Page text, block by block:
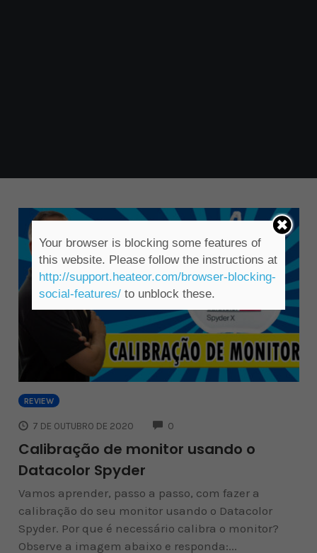
REVIEW
7 DE OUTUBRO DE 2020 0
Calibração de monitor usando o
Datacolor Spyder
Vamos aprender, passo a passo, com fazer a
calibração do seu monitor usando o Datacolor
Spyder. Por que é necessário calibra o monitor?
Observe a imagem abaixo e responda:...
Your browser is blocking some features of
this website. Please follow the instructions at
http://support.heateor.com/browser-blocking-
social-features/to unblock these.